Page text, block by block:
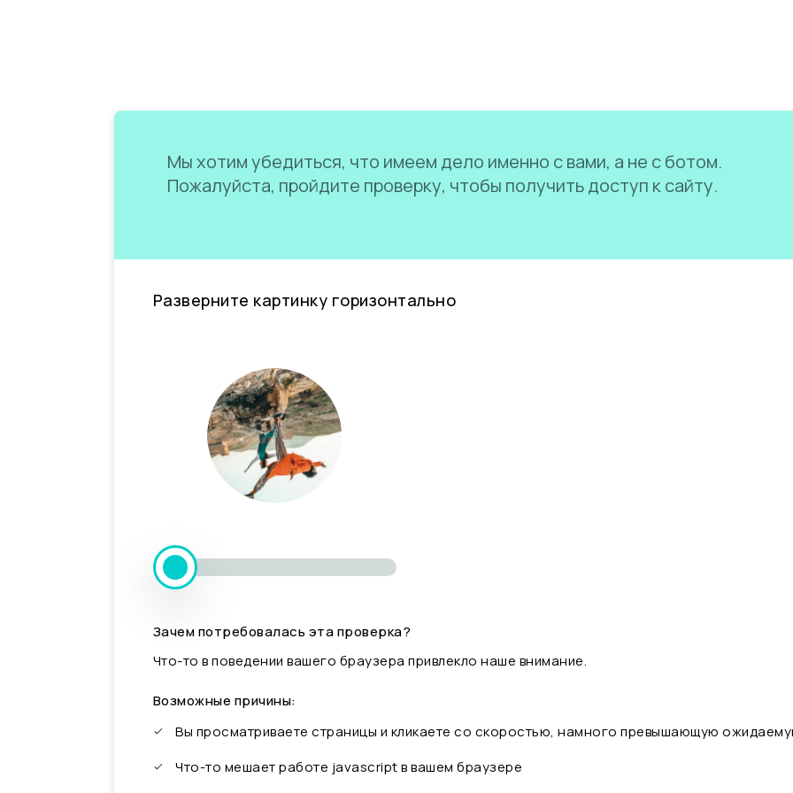
Мы хотим убедиться, что имеем дело именно с вами, а не с ботом.
Пожалуйста, пройдите проверку, чтобы получить доступ к сайту.
Разверните картинку горизонтально
Зачем потребовалась эта проверка?
Что-то в поведении вашего браузера привлекло наше внимание.
Возможные причины:
Вы просматриваете страницы и кликаете со скоростью, намного превышающую
Что-то мешает работе javascript в вашем браузере